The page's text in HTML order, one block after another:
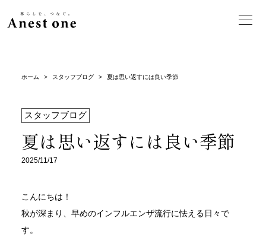
ホーム > スタッフブログ > 夏は思い返すには良い季節
スタッフブログ
夏は思い返すには良い季節
2025/11/17
こんにちは！
秋が深まり、早めのインフルエンザ流行に怯える日々で
す。